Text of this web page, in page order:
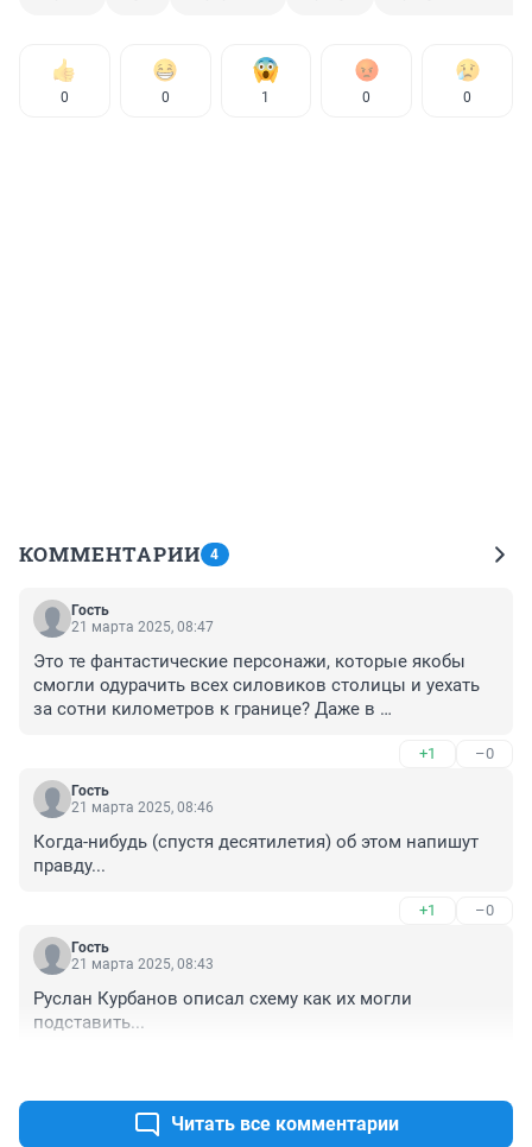
0 0 1 0 0
КОММЕНТАРИИ 4
Гость
21 марта 2025, 08:47
Это те фантастические персонажи, которые якобы
смогли одурачить всех силовиков столицы и уехать
за сотни километров к границе? Даже в
+1 –0
Гость
21 марта 2025, 08:46
Когда-нибудь (спустя десятилетия) об этом напишут
правду...
+1 –0
Гость
21 марта 2025, 08:43
Руслан Курбанов описал схему как их могли
подставить...
Читать все комментарии